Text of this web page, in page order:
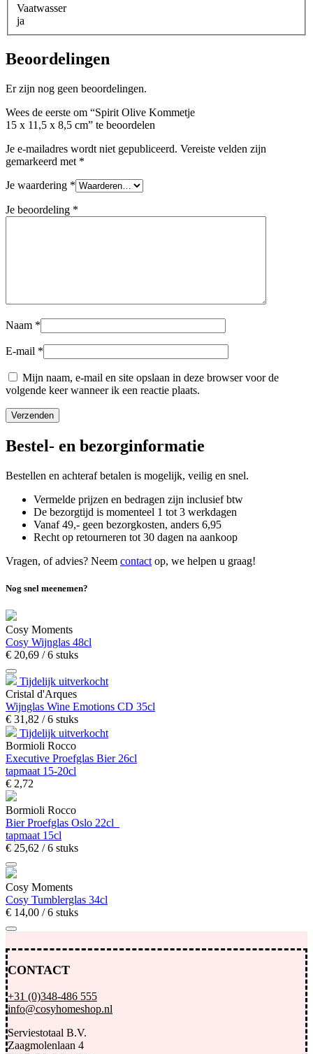
Vaatwasser
ja
Beoordelingen
Er zijn nog geen beoordelingen.
Wees de eerste om “Spirit Olive Kommetje
15 x 11,5 x 8,5 cm” te beoordelen
Je e-mailadres wordt niet gepubliceerd. Vereiste velden zijn
gemarkeerd met *
Je waardering *
Je beoordeling *
Naam *
E-mail *
Mijn naam, e-mail en site opslaan in deze browser voor de
volgende keer wanneer ik een reactie plaats.
Bestel- en bezorginformatie
Bestellen en achteraf betalen is mogelijk, veilig en snel.
Vermelde prijzen en bedragen zijn inclusief btw
De bezorgtijd is momenteel 1 tot 3 werkdagen
Vanaf 49,- geen bezorgkosten, anders 6,95
Recht op retourneren tot 30 dagen na aankoop
Vragen, of advies? Neem contact op, we helpen u graag!
Nog snel meenemen?
Cosy Moments
Cosy Wijnglas 48cl
€ 20,69 / 6 stuks
Tijdelijk uitverkocht
Cristal d'Arques
Wijnglas Wine Emotions CD 35cl
€ 31,82 / 6 stuks
Tijdelijk uitverkocht
Bormioli Rocco
Executive Proefglas Bier 26cl
tapmaat 15-20cl
€ 2,72
Bormioli Rocco
Bier Proefglas Oslo 22cl
tapmaat 15cl
€ 25,62 / 6 stuks
Cosy Moments
Cosy Tumblerglas 34cl
€ 14,00 / 6 stuks
CONTACT
+31 (0)348-486 555
info@cosyhomeshop.nl
Serviestotaal B.V.
Zaagmolenlaan 4